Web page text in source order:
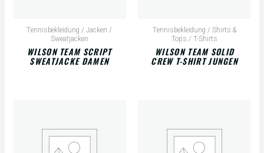
Tennisbekleidung / Jacken /
Sweatjacken
WILSON TEAM SCRIPT
SWEATJACKE DAMEN
Tennisbekleidung / Shirts &
Tops / T-Shirts
WILSON TEAM SOLID
CREW T-SHIRT JUNGEN